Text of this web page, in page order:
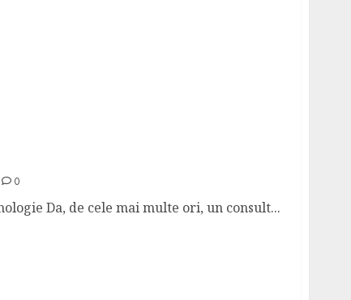
0
Da, de cele mai multe ori, un consult...